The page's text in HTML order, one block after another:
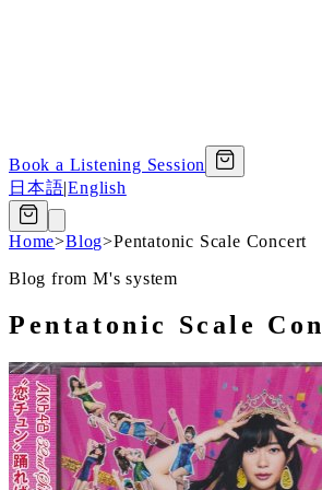
Book a Listening Session
日本語|English
Home>Blog>Pentatonic Scale Concert
Blog from M's system
Pentatonic Scale